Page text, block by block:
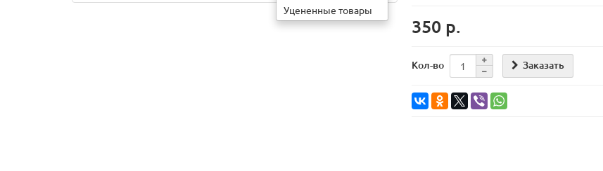
Уцененные товары
350 р.
Кол-во Заказать